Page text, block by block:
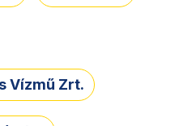
Vízmű Zrt.